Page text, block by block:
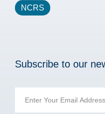
NCRS
Subscribe to our